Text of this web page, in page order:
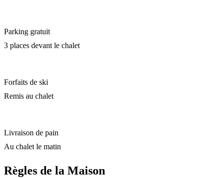
Parking gratuit
3 places devant le chalet
Forfaits de ski
Remis au chalet
Livraison de pain
Au chalet le matin
Règles de la Maison